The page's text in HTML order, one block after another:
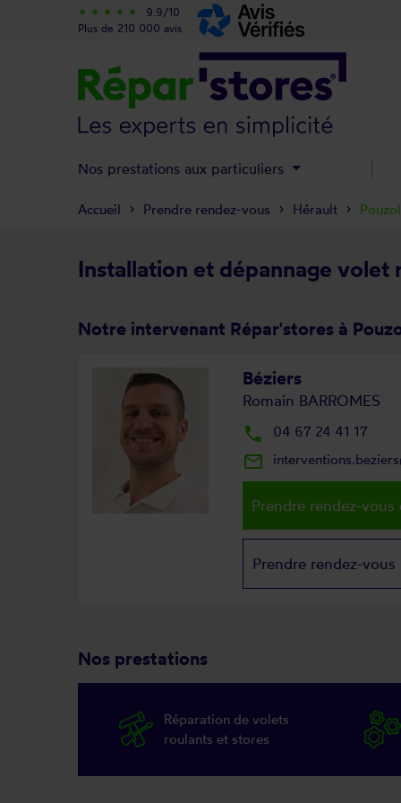
Installation et dépannage volet
Notre intervenant Répar'stores à
Béziers
Romain BARROMES
local_phone 04 67 24 41 17
mail_outline
Prendre rendez-vous
Prendre rendez-vous
Nos prestations
Réparation de volets
roulants et stores
Accueil Prendre rendez-vous Hérault
star_rate star_rate star_rate star_rate star_rate
9.9/10
Plus de 210 000 avis
Nos prestations aux particuliers